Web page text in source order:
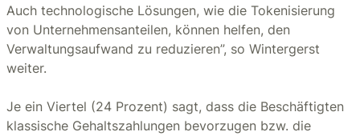
Auch technologische Lösungen, wie die Tokenisierung
von Unternehmensanteilen, können helfen, den
Verwaltungsaufwand zu reduzieren”, so Wintergerst
weiter.
Je ein Viertel (24 Prozent) sagt, dass die Beschäftigten
klassische Gehaltszahlungen bevorzugen bzw. die